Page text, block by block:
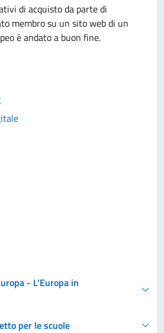
di acquisto da parte di
membro su un sito web di un
è andato a buon fine.
- L'Europa in
per le scuole